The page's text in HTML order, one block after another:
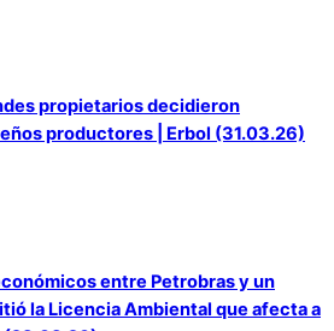
propietarios decidieron
productores | Erbol (31.03.26)
entre Petrobras y un
la Licencia Ambiental que afecta a